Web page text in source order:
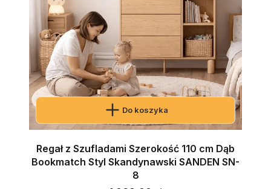
Do koszyka
Regał z Szufladami Szerokość 110 cm Dąb
Bookmatch Styl Skandynawski SANDEN SN-
8